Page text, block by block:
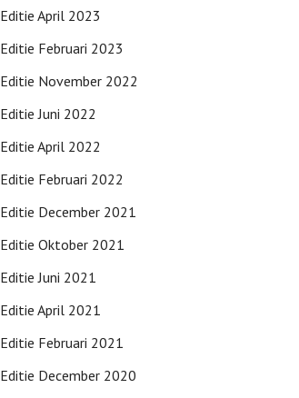
Editie April 2023
Editie Februari 2023
Editie November 2022
Editie Juni 2022
Editie April 2022
Editie Februari 2022
Editie December 2021
Editie Oktober 2021
Editie Juni 2021
Editie April 2021
Editie Februari 2021
Editie December 2020